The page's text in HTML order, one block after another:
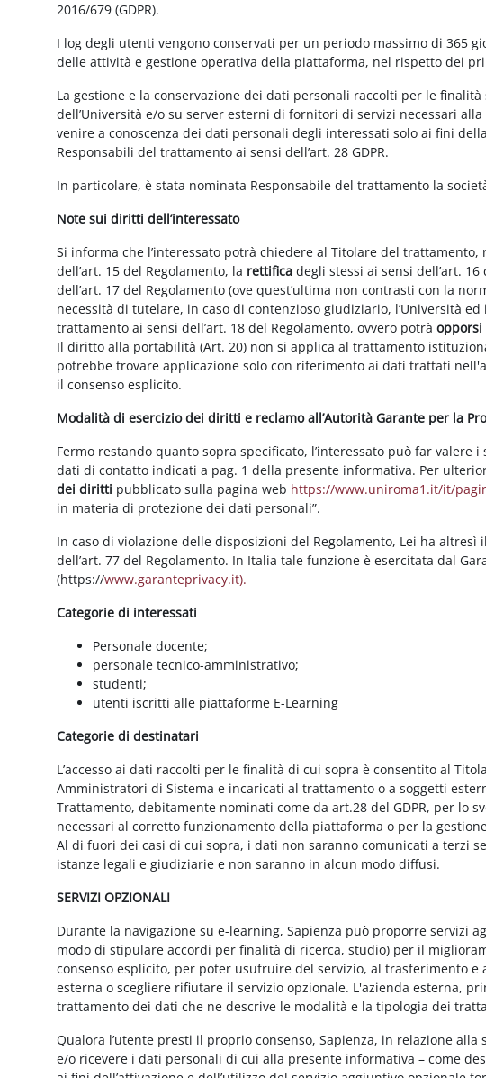
2016/679 (GDPR).
I log degli utenti vengono conservati per un periodo massimo di 365
delle attività e gestione operativa della piattaforma, nel rispetto dei
La gestione e la conservazione dei dati personali raccolti per le
dell’Università e/o su server esterni di fornitori di servizi necessari
venire a conoscenza dei dati personali degli interessati solo ai fini
Responsabili del trattamento ai sensi dell’art. 28 GDPR.
In particolare, è stata nominata Responsabile del trattamento la
Note sui diritti dell’interessato
Si informa che l’interessato potrà chiedere al Titolare del trattamento,
dell’art. 15 del Regolamento, la rettificadegli stessi ai sensi dell’art.
dell’art. 17 del Regolamento (ove quest’ultima non contrasti con la
necessità di tutelare, in caso di contenzioso giudiziario, l’Università
trattamento ai sensi dell’art. 18 del Regolamento, ovvero potràopporsi
Il diritto alla portabilità (Art. 20) non si applica al trattamento
potrebbe trovare applicazione solo con riferimento ai dati trattati
il consenso esplicito.
Modalità di esercizio dei diritti e reclamo all’Autorità Garante per la
Fermo restando quanto sopra specificato, l’interessato può far
dati di contatto indicati a pag. 1 della presente informativa. Per
dei diritti pubblicato sulla pagina web https://www.uniroma1.it/it/
in materia di protezione dei dati personali”.
In caso di violazione delle disposizioni del Regolamento, Lei ha
dell’art. 77 del Regolamento. In Italia tale funzione è esercitata dal
(https://www.garanteprivacy.it).
Categorie di interessati
Personale docente;
personale tecnico-amministrativo;
studenti;
utenti iscritti alle piattaforme E-Learning
Categorie di destinatari
L’accesso ai dati raccolti per le finalità di cui sopra è consentito al
Amministratori di Sistema e incaricati al trattamento o a soggetti
Trattamento, debitamente nominati come da art.28 del GDPR, per lo
necessari al corretto funzionamento della piattaforma o per la
Al di fuori dei casi di cui sopra, i dati non saranno comunicati a terzi
istanze legali e giudiziarie e non saranno in alcun modo diffusi.
SERVIZI OPZIONALI
Durante la navigazione su e-learning, Sapienza può proporre servizi
modo di stipulare accordi per finalità di ricerca, studio) per il
consenso esplicito, per poter usufruire del servizio, al trasferimento
esterna o scegliere rifiutare il servizio opzionale. L'azienda esterna,
trattamento dei dati che ne descrive le modalità e la tipologia dei
Qualora l’utente presti il proprio consenso, Sapienza, in relazione
e/o ricevere i dati personali di cui alla presente informativa – come